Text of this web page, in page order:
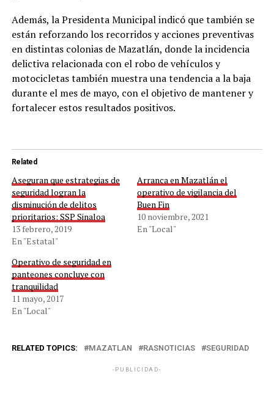
Además, la Presidenta Municipal indicó que también se
están reforzando los recorridos y acciones preventivas
en distintas colonias de Mazatlán, donde la incidencia
delictiva relacionada con el robo de vehículos y
motocicletas también muestra una tendencia a la baja
durante el mes de mayo, con el objetivo de mantener y
fortalecer estos resultados positivos.
Related
Aseguran que estrategias de
seguridad logran la
disminución de delitos
prioritarios: SSP Sinaloa
13 febrero, 2019
En "Estatal"
Arranca en Mazatlán el
operativo de vigilancia del
Buen Fin
10 noviembre, 2021
En "Local"
Operativo de seguridad en
panteones concluye con
tranquilidad
11 mayo, 2017
En "Local"
RELATED TOPICS: MAZATLAN RASNOTICIAS SEGURIDAD
-PUBLICIDAD-